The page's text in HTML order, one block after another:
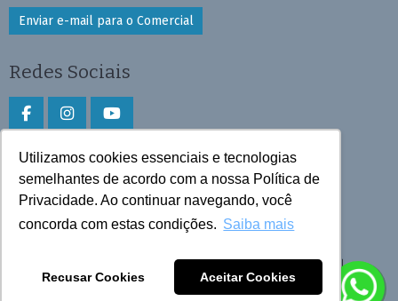
Utilizamos cookies essenciais e tecnologias
semelhantes de acordo com a nossa Política de
Privacidade. Ao continuar navegando, você
concorda com estas condições. Saiba mais
Recusar Cookies Aceitar Cookies
Enviar e-mail para o Comercial
Redes Sociais
Faça download do aplicativo
Play Store e App Store
Todos os direitos reservados © 2026 Cruzeiro do Sul